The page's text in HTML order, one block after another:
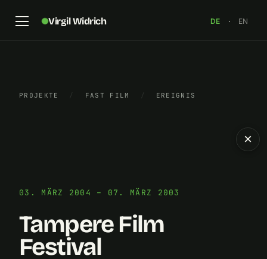
Virgil Widrich DE · EN
PROJEKTE / FAST FILM / EREIGNIS
03. MÄRZ 2004 – 07. MÄRZ 2003
Tampere Film
Festival
×